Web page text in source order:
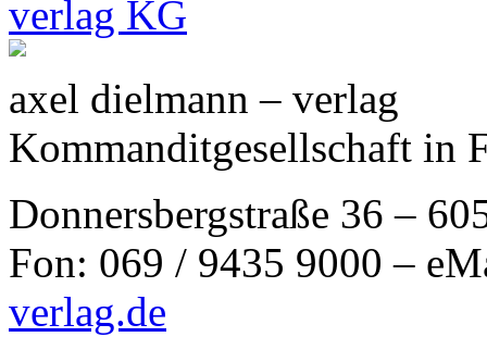
axel dielmann – verlag
Kommanditgesellschaft in
Donnersbergstraße 36 –
Fon: 069 / 9435 9000 –
verlag.de